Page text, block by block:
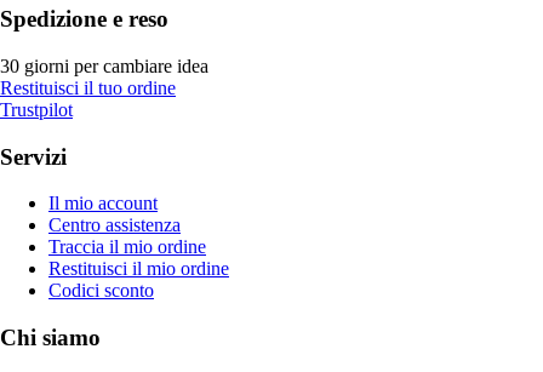
Spedizione e reso
30 giorni per cambiare idea
Restituisci il tuo ordine
Trustpilot
Servizi
Il mio account
Centro assistenza
Traccia il mio ordine
Restituisci il mio ordine
Codici sconto
Chi siamo